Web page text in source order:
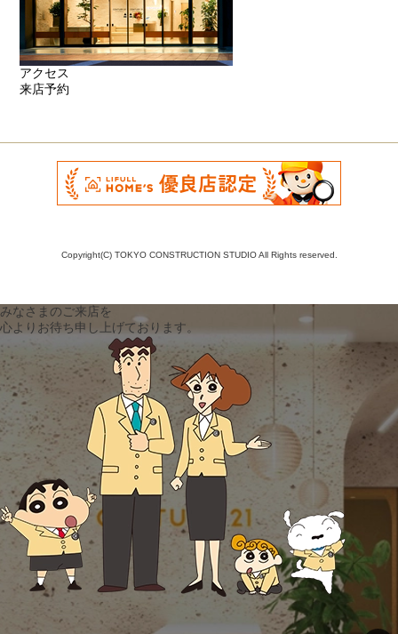
アクセス
来店予約
Copyright(C) TOKYO CONSTRUCTION STUDIO All Rights reserved.
みなさまのご来店を
心よりお待ち申し上げております。